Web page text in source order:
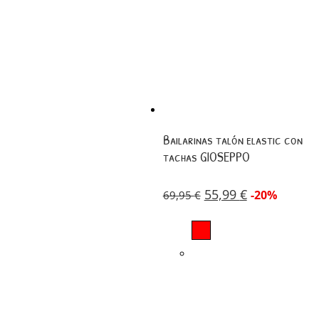
Bailarinas talón elastic con
tachas GIOSEPPO
69,95€ 55,99 € -20%